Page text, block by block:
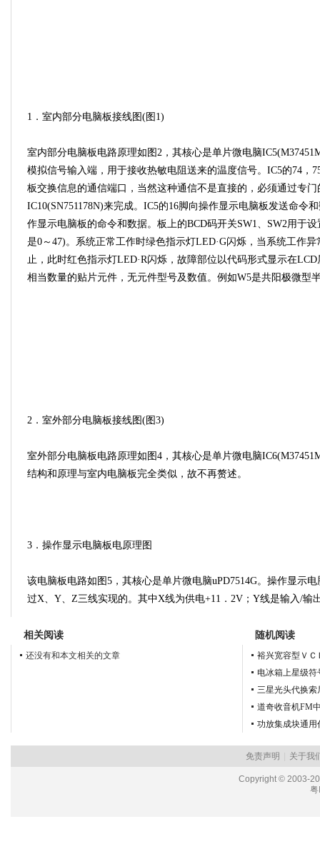
1．室内部分电脑板接线图(图1)
室内部分电脑板电路原理如图2，其核心是单片微电脑
模拟信号输入端，用于接收热敏电阻送来的温度信号。IC5的74，
板交换信息的通信端口，当然这种通信不是直接的，必须通过专
IC10(SN751178N)来完成。IC5的16脚向操作显示电脑板发送命令
作显示电脑板的命令和数据。板上的BCD码开关SW1、SW2用于
是0～47)。系统正常工作时绿色指示灯LED·G闪烁，当系统工作
止，此时红色指示灯LED·R闪烁，故障部位以代码形式显示在
相当数量的贴片元件，无元件型号及数值。例如W5是共阳极微型
2．室外部分电脑板接线图(图3)
室外部分电脑板电路原理如图4，其核心是单片微电脑
结构和原理与室内电脑板完全类似，故不再赘述。
3．操作显示电脑板电原理图
该电脑板电路如图5，其核心是单片微电脑uPD7514G。操作显示
过X、Y、Z三线实现的。其中X线为供电+11．2V；Y线是输入/输
相关阅读
还没有和本文相关的文章
随机阅读
裕兴宽容型ＶＣ
电冰箱上星级符
三星光头代换索
道奇收音机FM
功放集成块通用
免责声明 关于我
Copyright © 2003-